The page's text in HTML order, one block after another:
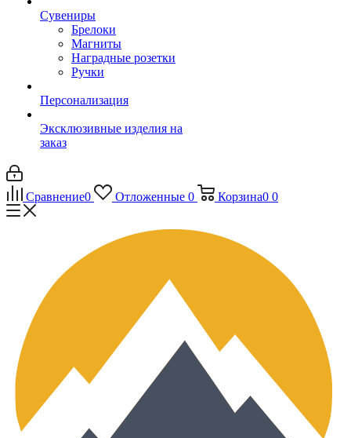
Сувениры
Брелоки
Магниты
Наградные розетки
Ручки
Персонализация
Эксклюзивные изделия на
заказ
Сравнение0 Отложенные 0 Корзина0 0